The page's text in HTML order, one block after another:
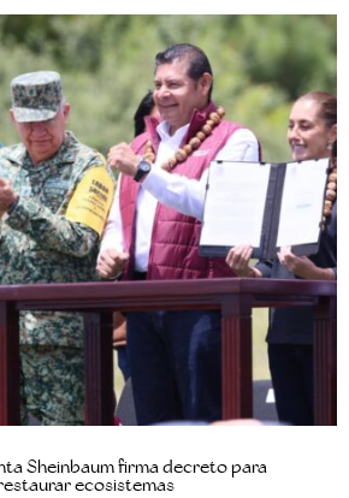
Sheinbaum firma decreto para
ecosistemas